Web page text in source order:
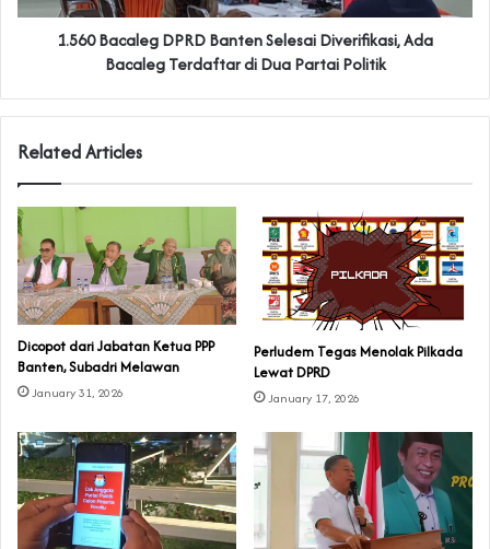
1.560 Bacaleg DPRD Banten Selesai Diverifikasi, Ada
Bacaleg Terdaftar di Dua Partai Politik
Related Articles
Dicopot dari Jabatan Ketua PPP
Banten, Subadri Melawan
January 31, 2026
Perludem Tegas Menolak Pilkada
Lewat DPRD
January 17, 2026